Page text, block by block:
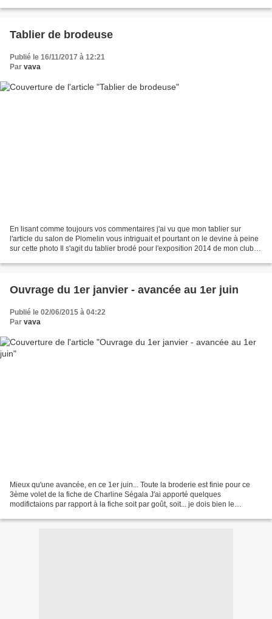
Tablier de brodeuse
Publié le 16/11/2017 à 12:21
Par vava
En lisant comme toujours vos commentaires j'ai vu que mon tablier sur
l'article du salon de Plomelin vous intriguait et pourtant on le devine à peine
sur cette photo Il s'agit du tablier brodé pour l'exposition 2014 de mon club
Ouvrage du 1er janvier - avancée au 1er juin
Publié le 02/06/2015 à 04:22
Par vava
Mieux qu'une avancée, en ce 1er juin... Toute la broderie est finie pour ce
3ème volet de la fiche de Charline Ségala J'ai apporté quelques
modifictaions par rapport à la fiche soit par goût, soit... je dois bien le